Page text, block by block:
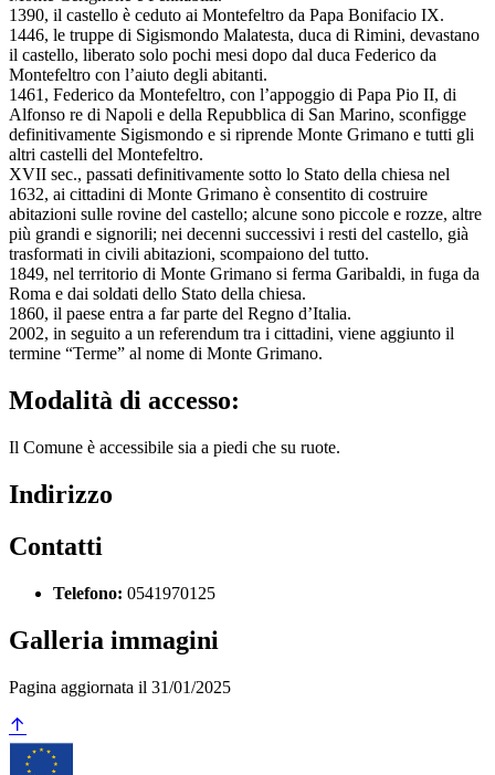
1390, il castello è ceduto ai Montefeltro da Papa Bonifacio IX.
1446, le truppe di Sigismondo Malatesta, duca di Rimini, devastano
il castello, liberato solo pochi mesi dopo dal duca Federico da
Montefeltro con l’aiuto degli abitanti.
1461, Federico da Montefeltro, con l’appoggio di Papa Pio II, di
Alfonso re di Napoli e della Repubblica di San Marino, sconfigge
definitivamente Sigismondo e si riprende Monte Grimano e tutti gli
altri castelli del Montefeltro.
XVII sec., passati definitivamente sotto lo Stato della chiesa nel
1632, ai cittadini di Monte Grimano è consentito di costruire
abitazioni sulle rovine del castello; alcune sono piccole e rozze, altre
più grandi e signorili; nei decenni successivi i resti del castello, già
trasformati in civili abitazioni, scompaiono del tutto.
1849, nel territorio di Monte Grimano si ferma Garibaldi, in fuga da
Roma e dai soldati dello Stato della chiesa.
1860, il paese entra a far parte del Regno d’Italia.
2002, in seguito a un referendum tra i cittadini, viene aggiunto il
termine “Terme” al nome di Monte Grimano.
Modalità di accesso:
Il Comune è accessibile sia a piedi che su ruote.
Indirizzo
Contatti
Telefono: 0541970125
Galleria immagini
Pagina aggiornata il 31/01/2025